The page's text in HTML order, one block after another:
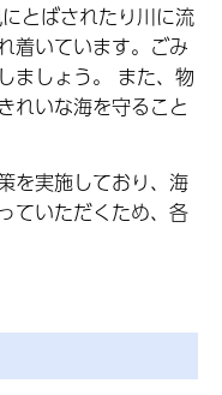
とばされたり川に流
着いています。ごみ
ましょう。 また、物
れいな海を守ること
を実施しており、海
ていただくため、各